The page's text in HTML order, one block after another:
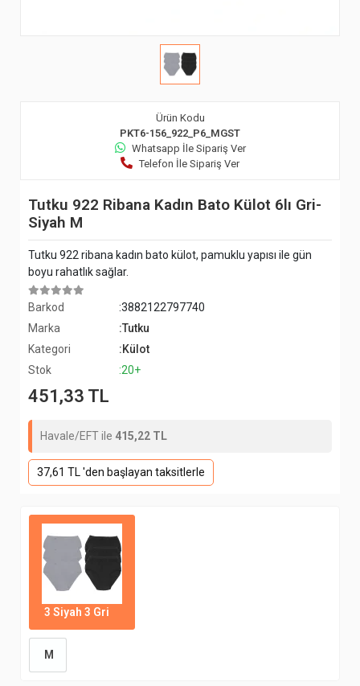
Ürün Kodu
PKT6-156_922_P6_MGST
Whatsapp İle Sipariş Ver
Telefon İle Sipariş Ver
Tutku 922 Ribana Kadın Bato Külot 6lı Gri-
Siyah M
Tutku 922 ribana kadın bato külot, pamuklu yapısı ile gün
boyu rahatlık sağlar.
Barkod
:3882122797740
Marka
:Tutku
Kategori
:Külot
Stok
:20+
451,33 TL
Havale/EFT ile 415,22 TL
37,61 TL 'den başlayan taksitlerle
3 Siyah 3 Gri
M